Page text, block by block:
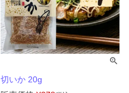
切いか 20g